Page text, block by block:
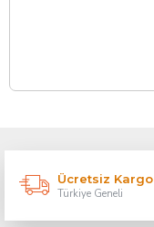
Ücretsiz Kargo
Türkiye Geneli